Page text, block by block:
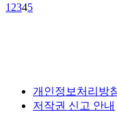
1 2345
개인정보처리방
저작권 신고 안내